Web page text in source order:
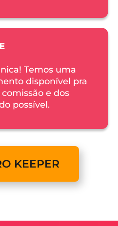
Temos uma
disponível pra
e dos
possível.
KEEPER